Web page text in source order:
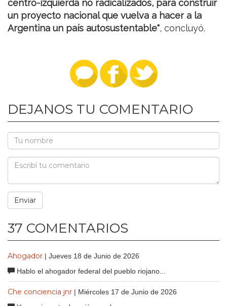
centro-izquierda no radicalizados, para construir
un proyecto nacional que vuelva a hacer a la
Argentina un país autosustentable", concluyó.
DEJANOS TU COMENTARIO
37 COMENTARIOS
Ahogador | Jueves 18 de Junio de 2026
Hablo el ahogador federal del pueblo riojano...
Che conciencia jnr | Miércoles 17 de Junio de 2026